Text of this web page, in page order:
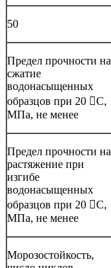
50
Предел прочности на
сжатие
водонасыщенных
образцов при 20 С,
МПа, не менее
Предел прочности на
растяжение при
изгибе
водонасыщенных
образцов при 20 С,
МПа, не менее
Морозостойкость,